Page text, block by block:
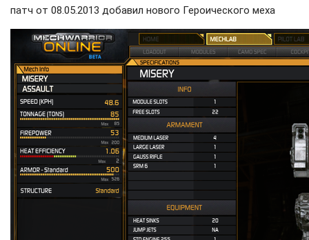
патч от 08.05.2013 добавил нового Героического меха